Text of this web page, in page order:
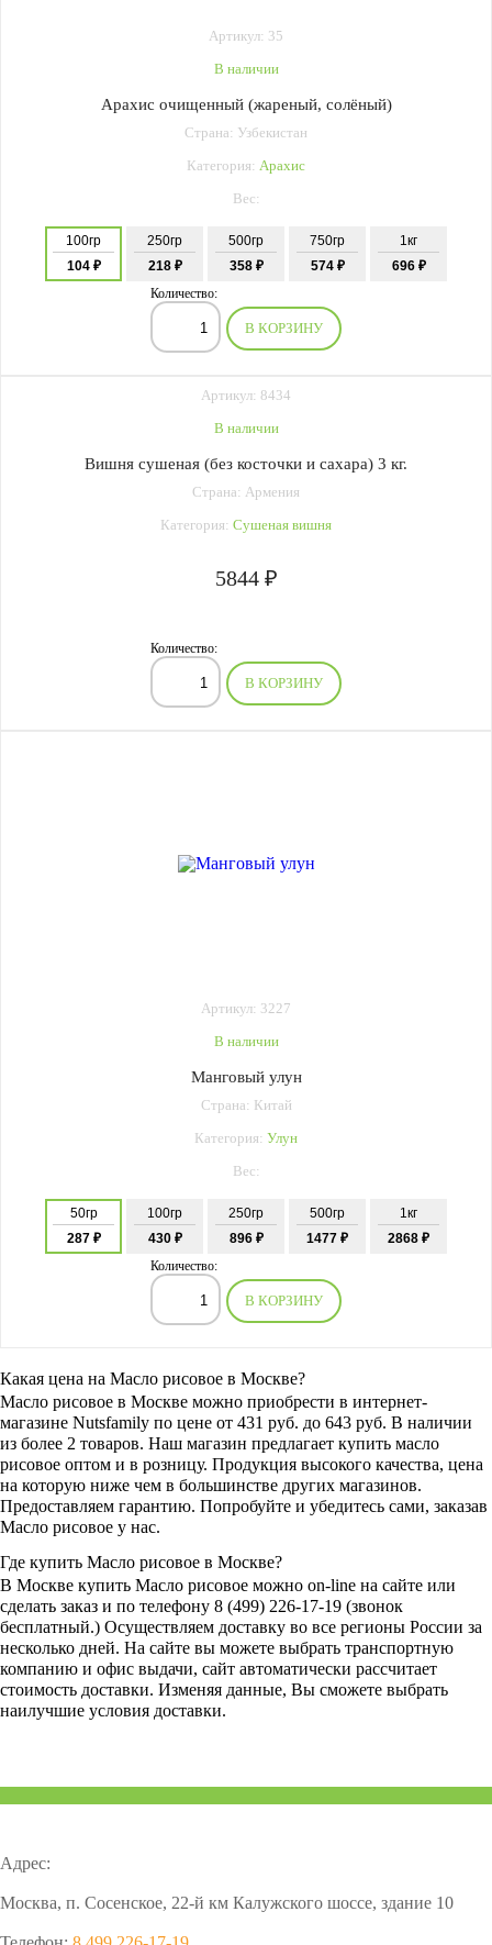
Артикул: 35
В наличии
Арахис очищенный (жареный, солёный)
Страна: Узбекистан
Категория: Арахис
Вес:
100гр
104 ₽
250гр
218 ₽
500гр
358 ₽
750гр
574 ₽
1кг
696 ₽
Количество:
В КОРЗИНУ
Артикул: 8434
В наличии
Вишня сушеная (без косточки и сахара) 3 кг.
Страна: Армения
Категория: Сушеная вишня
5844 ₽
Количество:
В КОРЗИНУ
Артикул: 3227
В наличии
Манговый улун
Страна: Китай
Категория: Улун
Вес:
50гр
287 ₽
100гр
430 ₽
250гр
896 ₽
500гр
1477 ₽
1кг
2868 ₽
Количество:
В КОРЗИНУ
Какая цена на Масло рисовое в Москве?
Масло рисовое в Москве можно приобрести в интернет-
магазине Nutsfamily по цене от 431 руб. до 643 руб. В наличии
из более 2 товаров. Наш магазин предлагает купить масло
рисовое оптом и в розницу. Продукция высокого качества, цена
на которую ниже чем в большинстве других магазинов.
Предоставляем гарантию. Попробуйте и убедитесь сами, заказав
Масло рисовое у нас.
Где купить Масло рисовое в Москве?
В Москве купить Масло рисовое можно on-line на сайте или
сделать заказ и по телефону 8 (499) 226-17-19 (звонок
бесплатный.) Осуществляем доставку во все регионы России за
несколько дней. На сайте вы можете выбрать транспортную
компанию и офис выдачи, сайт автоматически рассчитает
стоимость доставки. Изменяя данные, Вы сможете выбрать
наилучшие условия доставки.
Адрес:
Москва, п. Сосенское, 22-й км Калужского шоссе, здание 10